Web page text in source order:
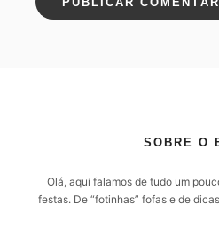
SOBRE O
Olá, aqui falamos de tudo um
festas. De “fotinhas” fofas e de